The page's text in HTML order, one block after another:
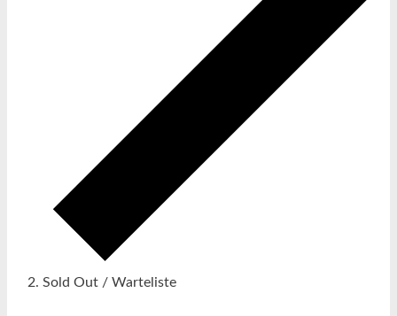
Sold Out / Warteliste